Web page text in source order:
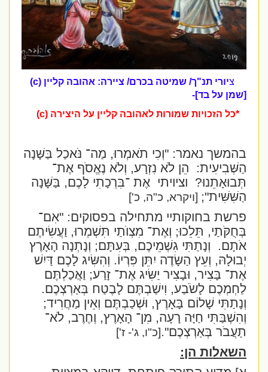
יורי תנ"ך/ שמיטה בכרם/ ציירה: אהובה קליין (c)
[שמן על בד]-
*כל הזכויות שמורות לאהובה קליין על היצירה (c)
בהמשך נאמר: " וְכִי תֹאמְרוּ, מַה־ נֹּאכַל בַּשָּׁנָה
הַשְּׁבִיעִית: הֵן לֹא נִזְרָע, וְלֹא נֶאֱסֹף אֶת־
תְּבוּאָתֵנוּ? וציויתי אֶת ־בִּרְכָתִי לָכֶם, בַּשָּׁנָה
הַשִּׁשִּׁית";[ויקרא, כ"ה, כ']
פרשת בחוקותיי מתחילה בפסוקים:"אִם־
בְּחֻקֹּתַי, תֵּלֵכוּ; וְאֶת־ מִצְוֺתַי תִּשְׁמְרוּ, וַעֲשִׂיתֶם
אֹתָם. וְנָתַתִּי גִשְׁמֵיכֶם, בְּעִתָּם; וְנָתְנָה הָאָרֶץ
יְבוּלָהּ, וְעֵץ הַשָּׂדֶה יִתֵּן פִּרְיוֹ. וְהִשִּׂיג לָכֶם דַּיִשׁ
אֶת־ בָּצִיר, וּבָצִיר יַשִּׂיג אֶת־ זָרַע; וַאֲכַלְתֶּם
לַחְמְכֶם לָשֹׂבַע, וִישַׁבְתֶּם לָבֶטַח בְּאַרְצְכֶם.
וְנָתַתִּי שָׁלוֹם בָּאָרֶץ, וּשְׁכַבְתֶּם וְאֵין מַחֲרִיד;
וְהִשְׁבַּתִּי חַיָּה רָעָה, מִן־ הָאָרֶץ, וְחֶרֶב, לֹא־
תַעֲבֹר בְּאַרְצְכֶם".[כ"ו, ג'- ז']
השאלות הן: